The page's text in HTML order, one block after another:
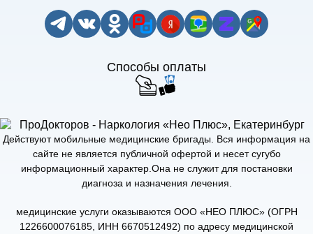
Способы оплаты
Действуют мобильные медицинские бригады. Вся информация на
сайте не является публичной офертой и несет сугубо
информационный характер.Она не служит для постановки
диагноза и назначения лечения.
медицинские услуги оказываются ООО «НЕО ПЛЮС» (ОГРН
1226600076185, ИНН 6670512492) по адресу медицинской